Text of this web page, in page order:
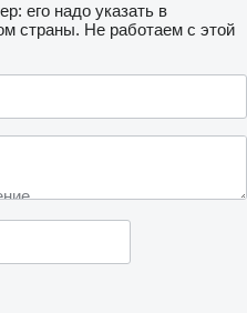
его надо указать в
страны. Не работаем с этой